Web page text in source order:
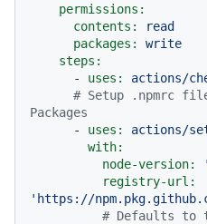
permissions:
contents:
read
packages:
write
steps:
-
uses:
actions/
# Setup .npmrc
Packages
-
uses:
actions/
with:
node-version:
registry-url:
'https://
# Defaults to